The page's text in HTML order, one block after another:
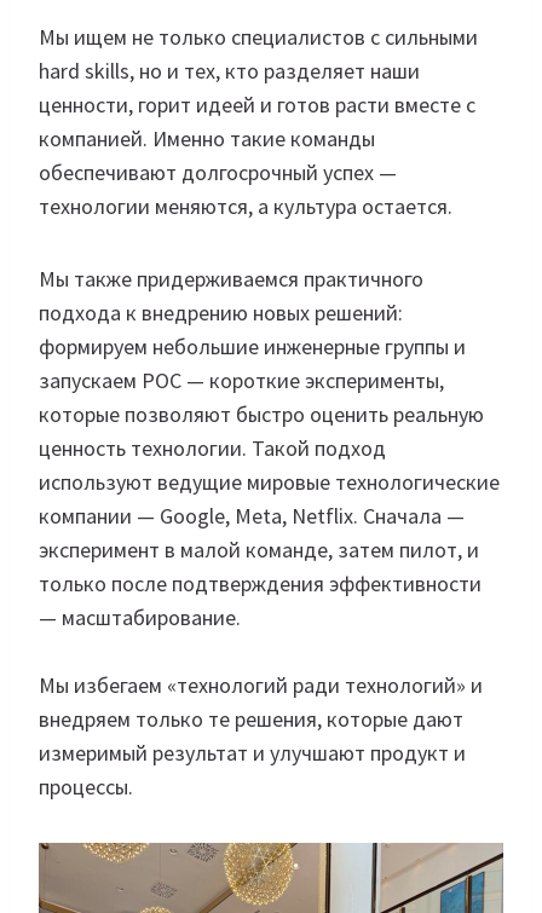
Мы ищем не только специалистов с сильными
hard skills, но и тех, кто разделяет наши
ценности, горит идеей и готов расти вместе с
компанией. Именно такие команды
обеспечивают долгосрочный успех —
технологии меняются, а культура остается.
Мы также придерживаемся практичного
подхода к внедрению новых решений:
формируем небольшие инженерные группы и
запускаем POC — короткие эксперименты,
которые позволяют быстро оценить реальную
ценность технологии. Такой подход
используют ведущие мировые технологические
компании — Google, Meta, Netflix. Сначала —
эксперимент в малой команде, затем пилот, и
только после подтверждения эффективности
— масштабирование.
Мы избегаем «технологий ради технологий» и
внедряем только те решения, которые дают
измеримый результат и улучшают продукт и
процессы.